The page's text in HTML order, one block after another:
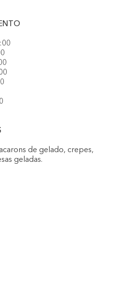
de gelado, crepes,
geladas.